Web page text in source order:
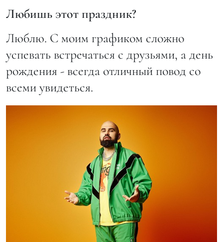
Любишь этот праздник?
Люблю. С моим графиком сложно
успевать встречаться с друзьями, а день
рождения - всегда отличный повод со
всеми увидеться.